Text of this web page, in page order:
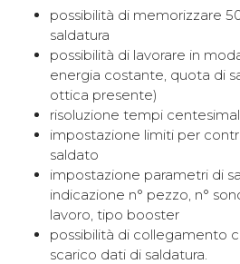
possibilità di memorizzare
saldatura
possibilità di lavorare in
energia costante, quota di
ottica presente)
risoluzione tempi
impostazione limiti per
saldato
impostazione parametri di
indicazione n° pezzo, n°
lavoro, tipo booster
possibilità di collegamento
scarico dati di saldatura.